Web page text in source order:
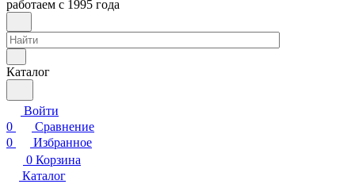
работаем с 1995 года
Каталог
Войти
0
Сравнение
0
Избранное
0 Корзина
Каталог